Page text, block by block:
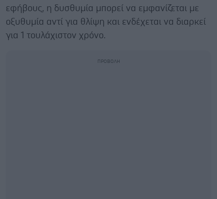
εφήβους, η δυσθυμία μπορεί να εμφανίζεται με
οξυθυμία αντί για θλίψη και ενδέχεται να διαρκεί
για 1 τουλάχιστον χρόνο.